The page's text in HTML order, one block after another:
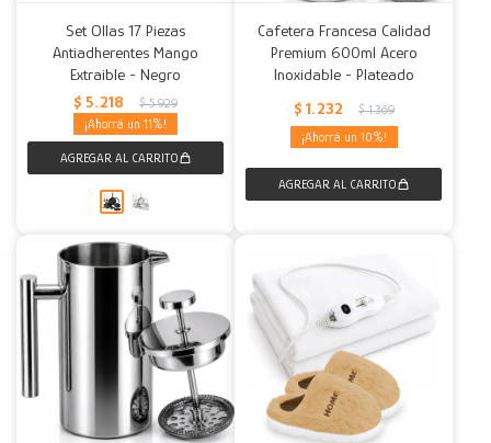
Set Ollas 17 Piezas
Antiadherentes Mango
Extraible - Negro
$ 5.218 $ 5.929
11
Cafetera Francesa Calidad
Premium 600ml Acero
Inoxidable - Plateado
$ 1.232 $ 1.369
10